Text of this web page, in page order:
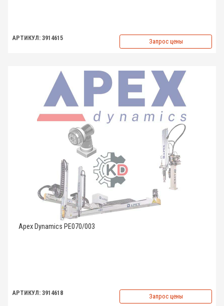
АРТИКУЛ: 3914615 Запрос цены
Apex Dynamics PE070/003
АРТИКУЛ: 3914618 Запрос цены